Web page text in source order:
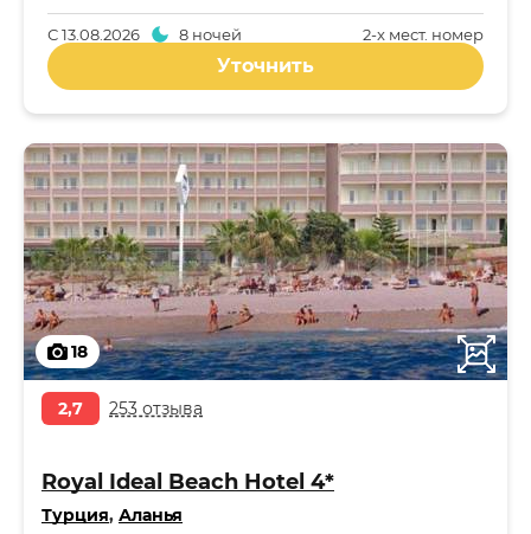
2-x мест. номер
С13.08.2026 8 ночей
Уточнить
18
2,7 253 отзыва
Royal Ideal Beach Hotel 4*
Турция, Аланья